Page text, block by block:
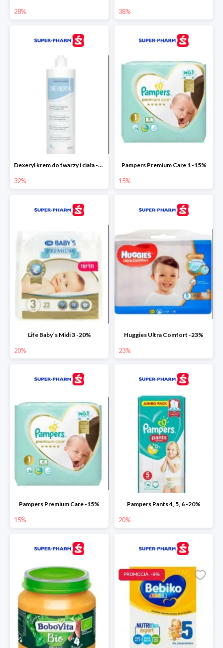
28% 38%
Dexeryl krem do twarzy i ciała -32%
32%
Pampers Premium Care 1 -15%
15%
Life Baby`s Midi 3 -20%
20%
Huggies Ultra Comfort -23%
23%
Pampers Premium Care -15%
15%
Pampers Pants 4, 5, 6 -20%
20%